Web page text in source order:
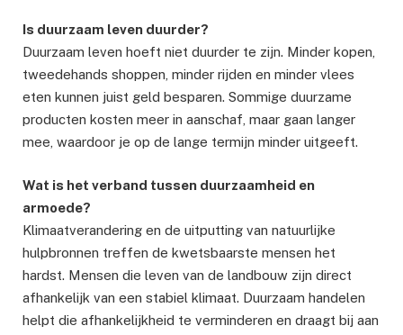
Is duurzaam leven duurder?
Duurzaam leven hoeft niet duurder te zijn. Minder kopen,
tweedehands shoppen, minder rijden en minder vlees
eten kunnen juist geld besparen. Sommige duurzame
producten kosten meer in aanschaf, maar gaan langer
mee, waardoor je op de lange termijn minder uitgeeft.
Wat is het verband tussen duurzaamheid en
armoede?
Klimaatverandering en de uitputting van natuurlijke
hulpbronnen treffen de kwetsbaarste mensen het
hardst. Mensen die leven van de landbouw zijn direct
afhankelijk van een stabiel klimaat. Duurzaam handelen
helpt die afhankelijkheid te verminderen en draagt bij aan